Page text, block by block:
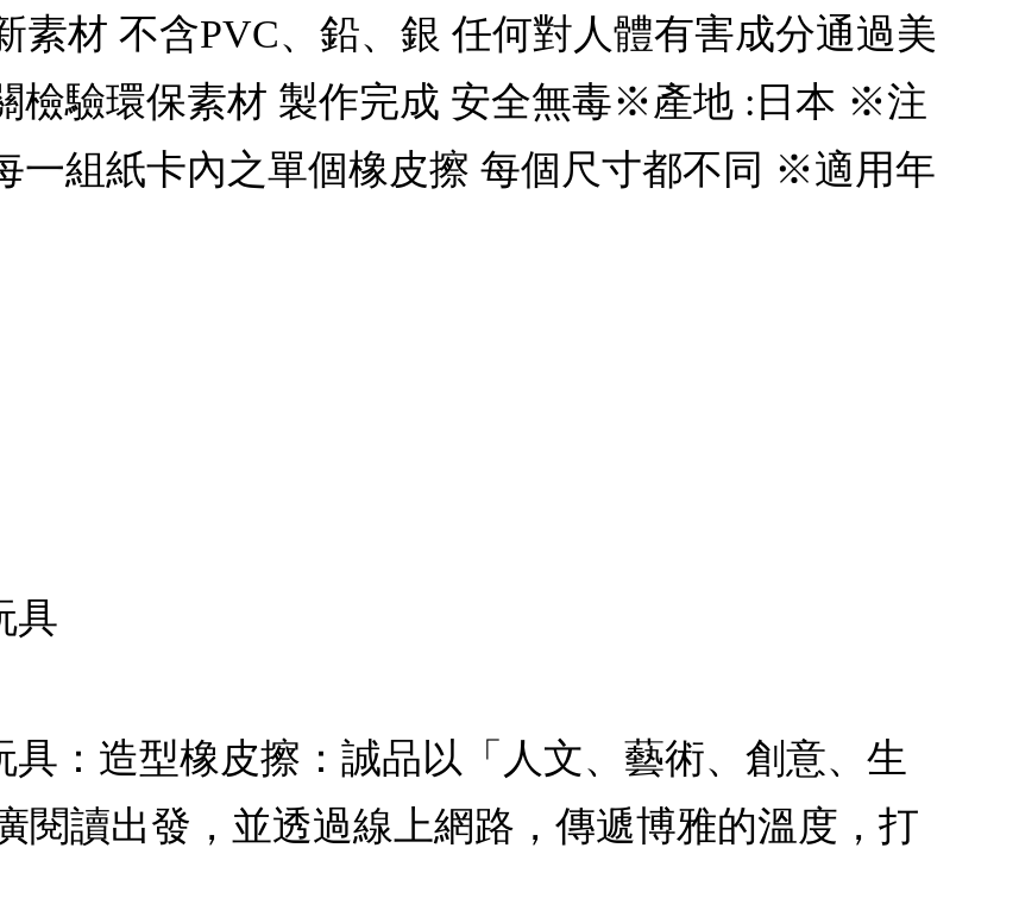
素材 不含PVC、鉛、銀 任何對人體有害成分通過美
檢驗環保素材 製作完成 安全無毒※產地 :日本 ※注
組紙卡內之單個橡皮擦 每個尺寸都不同 ※適用年
具
具：造型橡皮擦：誠品以「人文、藝術、創意、生
閱讀出發，並透過線上網路，傳遞博雅的溫度，打